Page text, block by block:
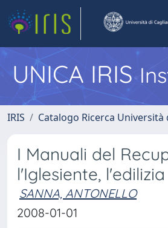
UNICA IRIS
IRIS Catalogo Ricerca Università
I Manuali del
l'Iglesiente,
SANNA, ANTONELLO
2008-01-01